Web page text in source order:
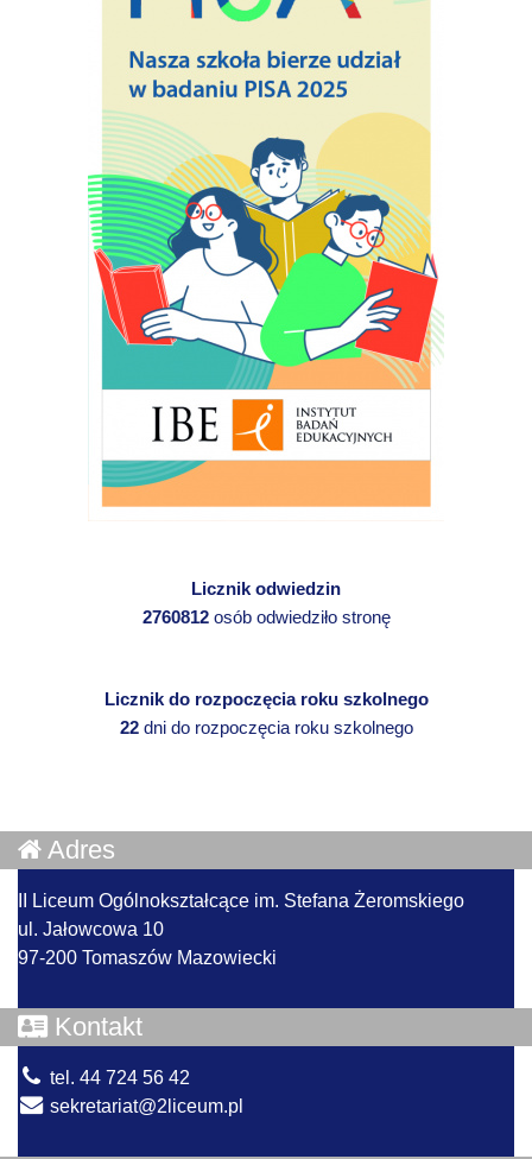
Licznik odwiedzin
2760812osób odwiedziło stronę
Licznik do rozpoczęcia roku szkolnego
22dni do rozpoczęcia roku szkolnego
Adres
II Liceum Ogólnokształcące im. Stefana Żeromskiego
ul. Jałowcowa 10
97-200 Tomaszów Mazowiecki
Kontakt
tel. 44 724 56 42
sekretariat@2liceum.pl